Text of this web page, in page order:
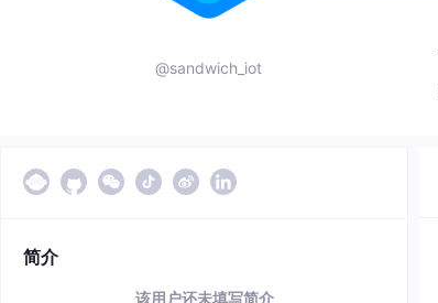
@sandwich_iot
简介
该用户还未填写简介